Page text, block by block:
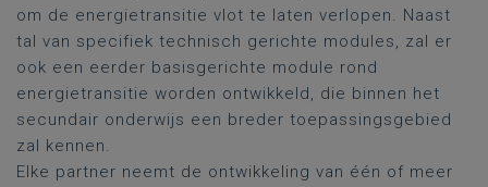
om de energietransitie vlot te laten verlopen. Naast
tal van specifiek technisch gerichte modules, zal er
ook een eerder basisgerichte module rond
energietransitie worden ontwikkeld, die binnen het
secundair onderwijs een breder toepassingsgebied
zal kennen.
Elke partner neemt de ontwikkeling van één of meer